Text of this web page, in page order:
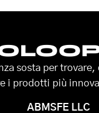
sosta per
i prodotti più
ABMSFE LLC